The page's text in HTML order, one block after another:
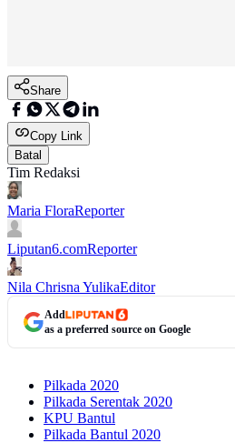
Share
Copy Link
Batal
Tim Redaksi
Maria FloraReporter
Liputan6.comReporter
Nila Chrisna YulikaEditor
Add
as a preferred source on Google
Pilkada 2020
Pilkada Serentak 2020
KPU Bantul
Pilkada Bantul 2020